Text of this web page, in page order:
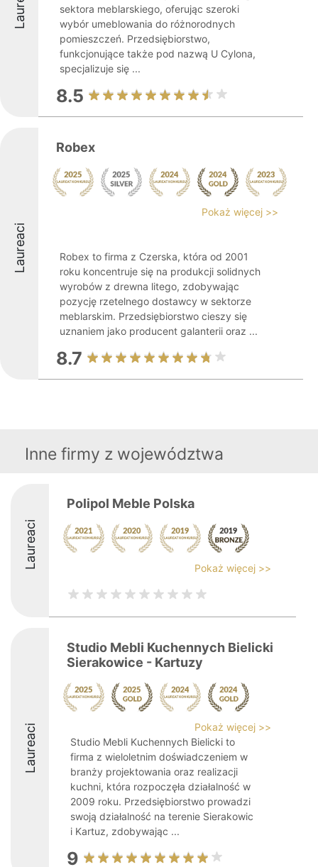
sektora meblarskiego, oferując szeroki
wybór umeblowania do różnorodnych
pomieszczeń. Przedsiębiorstwo,
funkcjonujące także pod nazwą U Cylona,
specjalizuje się ...
8.5
Laureaci
Robex
Pokaż więcej >>
Robex to firma z Czerska, która od 2001
roku koncentruje się na produkcji solidnych
wyrobów z drewna litego, zdobywając
pozycję rzetelnego dostawcy w sektorze
meblarskim. Przedsiębiorstwo cieszy się
uznaniem jako producent galanterii oraz ...
8.7
Inne firmy z województwa
Laureaci
Polipol Meble Polska
Pokaż więcej >>
Laureaci
Studio Mebli Kuchennych Bielicki
Sierakowice - Kartuzy
Pokaż więcej >>
Studio Mebli Kuchennych Bielicki to
firma z wieloletnim doświadczeniem w
branży projektowania oraz realizacji
kuchni, która rozpoczęła działalność w
2009 roku. Przedsiębiorstwo prowadzi
swoją działalność na terenie Sierakowic
i Kartuz, zdobywając ...
9